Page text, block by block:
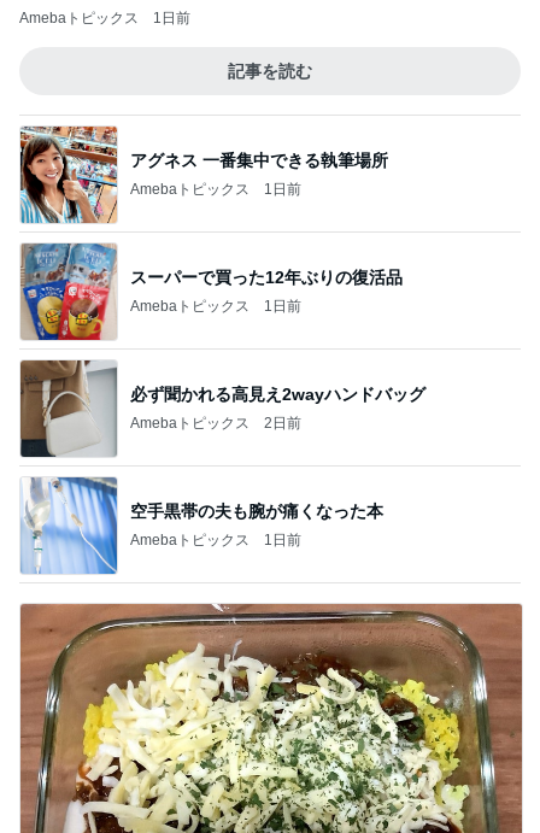
Amebaトピックス 1日前
記事を読む
アグネス 一番集中できる執筆場所
Amebaトピックス 1日前
スーパーで買った12年ぶりの復活品
Amebaトピックス 1日前
必ず聞かれる高見え2wayハンドバッグ
Amebaトピックス 2日前
空手黒帯の夫も腕が痛くなった本
Amebaトピックス 1日前